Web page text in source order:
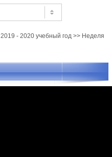
2019 - 2020 учебный год >> Неделя